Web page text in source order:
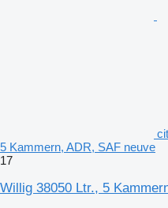
5 Kammern, ADR, SAF neuve
17
Willig 38050 Ltr., 5